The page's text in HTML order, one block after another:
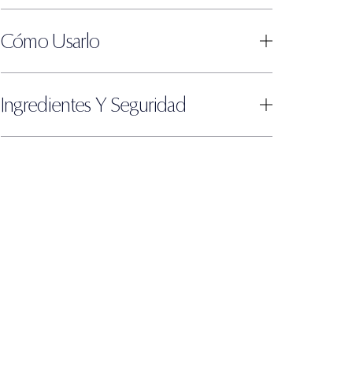
Cómo Usarlo
Ingredientes Y Seguridad